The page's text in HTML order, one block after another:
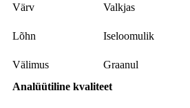
Värv
Valkjas
Lõhn Iseloomulik
Välimus Graanul
Analüütiline kvaliteet